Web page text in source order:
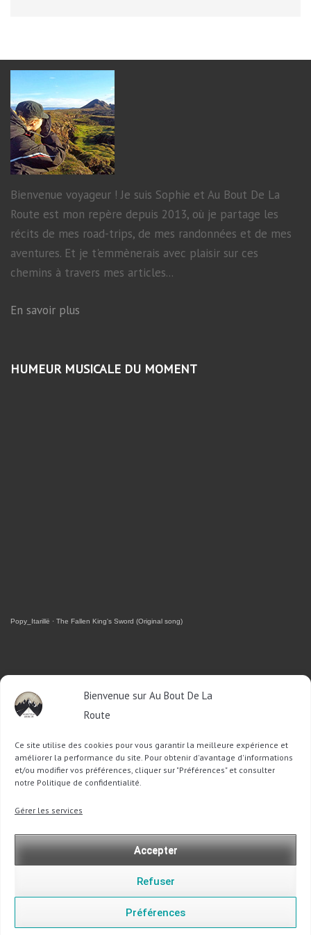
Bienvenue sur Au Bout De La
Route
Ce site utilise des cookies pour vous garantir la meilleure expérience et
améliorer la performance du site. Pour obtenir d'avantage d'informations
et/ou modifier vos préférences, cliquer sur "Préférences" et consulter
notre Politique de confidentialité.
Gérer les services
Accepter
Refuser
Préférences
Bienvenue voyageur ! Je suis Sophie et Au Bout De La
Route est mon repère depuis 2013, où je partage les
récits de mes road-trips, de mes randonnées et de mes
aventures. Et je t'emmènerais avec plaisir sur ces
chemins à travers mes articles...
En savoir plus
HUMEUR MUSICALE DU MOMENT
Popy_Itarillë · The Fallen King's Sword (Original song)
RETROUVEZ-MOI SUR FACEBOOK
OU SUR TWITTER
Follow @Sophie_ABDLRTweet to @Sophie_ABDLR
:
Copyright @ 2013-2026 Au Bout De La Route |Mentions légales